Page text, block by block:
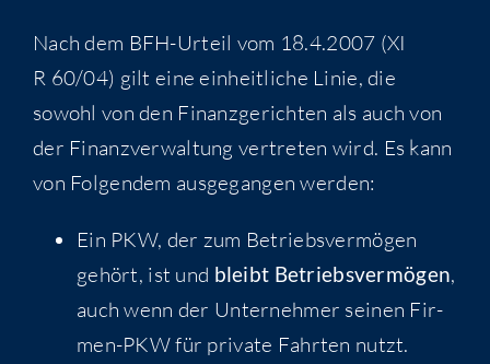
Nach dem BFH-Urteil vom 18.4.2007 (XI
R 60/04) gilt eine ein­heit­li­che Linie, die
sowohl von den Finanz­ge­rich­ten als auch von
der Finanz­ver­wal­tung ver­tre­ten wird. Es kann
von Fol­gen­dem aus­ge­gan­gen werden:
Ein PKW, der zum Betriebs­ver­mö­gen
gehört, ist und bleibt Betriebs­ver­mö­gen,
auch wenn der Unter­neh­mer sei­nen Fir­
men-PKW für pri­va­te Fahr­ten nutzt.